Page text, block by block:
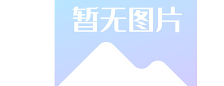
如篮球场、网
球场、羽毛球